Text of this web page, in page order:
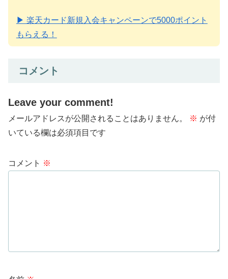
▶ 楽天カード新規入会キャンペーンで5000ポイント
もらえる！
コメント
Leave your comment!
メールアドレスが公開されることはありません。 ※ が付
いている欄は必須項目です
コメント ※